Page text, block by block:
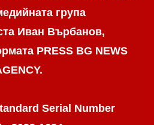
група
Иван Върбанов,
PRESS BG NEWS
Serial Number